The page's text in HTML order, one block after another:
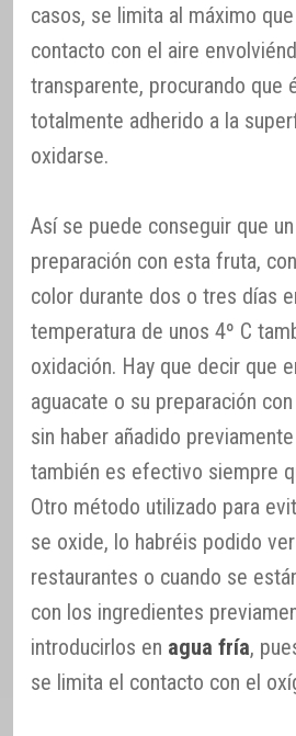
casos, se limita al máximo
contacto con el aire
transparente, procurando que
totalmente adherido a la
oxidarse.
Así se puede conseguir que
preparación con esta fruta,
color durante dos o tres días
temperatura de unos 4º C
oxidación. Hay que decir que
aguacate o su preparación
sin haber añadido
también es efectivo siempre
Otro método utilizado para
se oxide, lo habréis podido
restaurantes o cuando se
con los ingredientes
introducirlos en agua fría,
se limita el contacto con el